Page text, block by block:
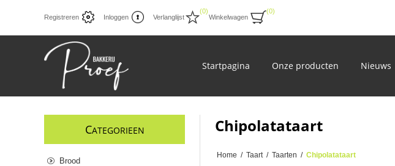
Registreren Inloggen Verlanglijst
(0)
Winkelwagen
(0)
Startpagina Onze producten Nieuws
Chipolatataart
Home / Taart / Taarten / Chipolatataart
CATEGORIEEN
Brood